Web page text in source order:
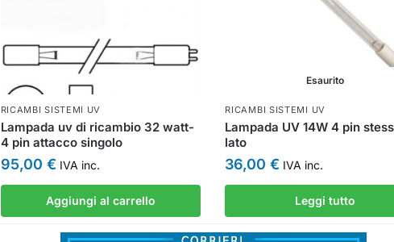
RICAMBI SISTEMI UV
Lampada uv di ricambio 32 watt-
4 pin attacco singolo
95,00 € IVA inc.
Aggiungi al carrello
Esaurito
RICAMBI SISTEMI UV
Lampada UV 14W 4 pin
lato
36,00€ IVA inc.
Leggi tutto